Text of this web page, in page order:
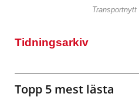
Transportnytt
Tidningsarkiv
Topp 5 mest lästa